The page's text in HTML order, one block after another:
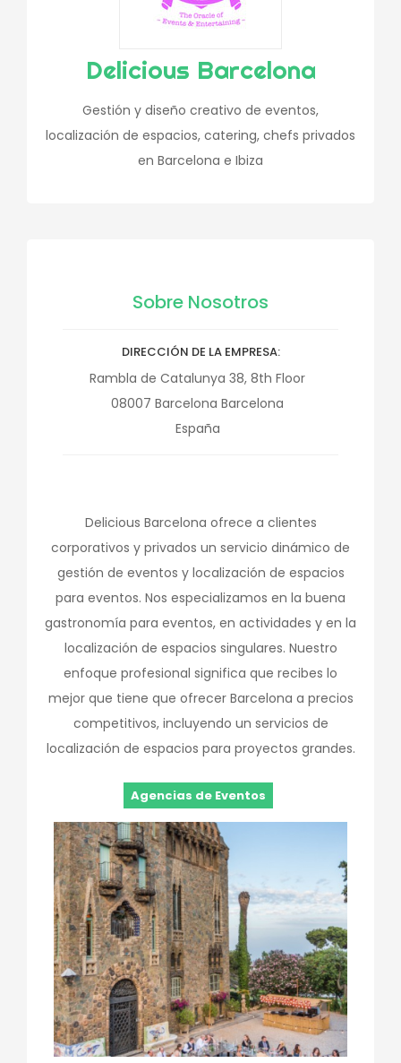
Delicious Barcelona
Gestión y diseño creativo de eventos,
localización de espacios, catering, chefs privados
en Barcelona e Ibiza
Sobre Nosotros
DIRECCIÓN DE LA EMPRESA
Rambla de Catalunya 38, 8th Floor
08007 Barcelona Barcelona
España
Delicious Barcelona ofrece a clientes
corporativos y privados un servicio dinámico de
gestión de eventos y localización de espacios
para eventos. Nos especializamos en la buena
gastronomía para eventos, en actividades y en la
localización de espacios singulares. Nuestro
enfoque profesional significa que recibes lo
mejor que tiene que ofrecer Barcelona a precios
competitivos, incluyendo un servicios de
localización de espacios para proyectos grandes.
Agencias de Eventos